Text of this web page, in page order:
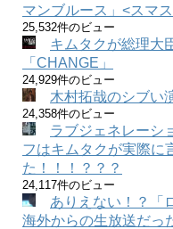
マンブルース」<スマ
25,532件のビュー
キムタクが総理大
「CHANGE」
24,929件のビュー
木村拓哉のシブい
24,358件のビュー
ラブジェネレーシ
フはキムタクが実際に
た！！！？？？
24,117件のビュー
ありえない！？「
海外からの生放送だっ